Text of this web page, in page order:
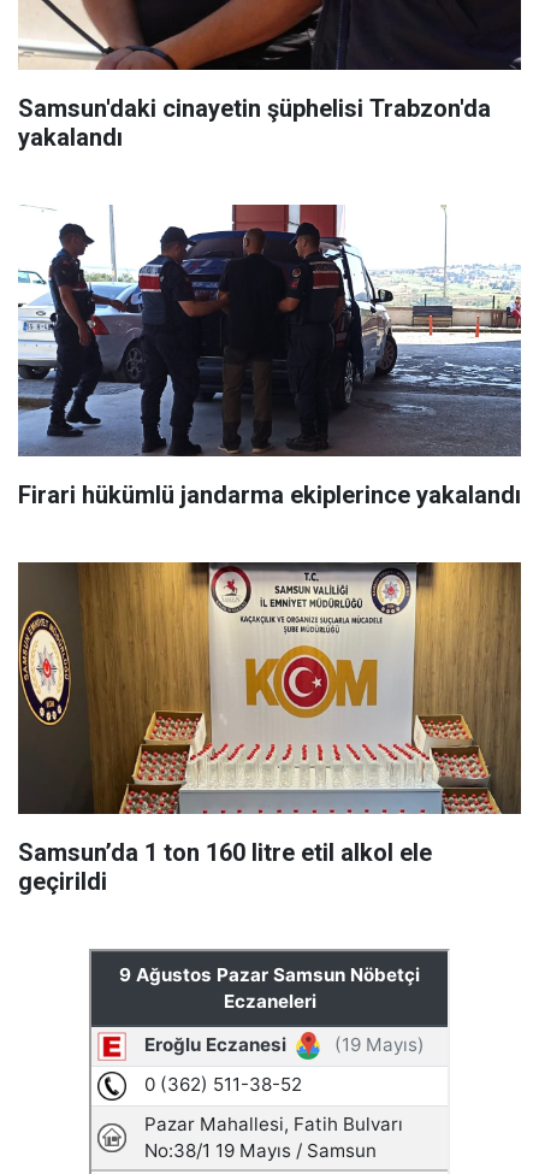
Samsun'daki cinayetin şüphelisi Trabzon'da
yakalandı
Firari hükümlü jandarma ekiplerince yakalandı
Samsun’da 1 ton 160 litre etil alkol ele
geçirildi